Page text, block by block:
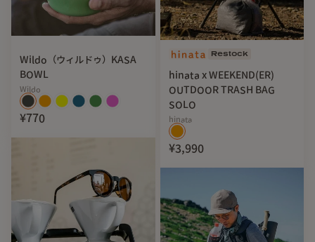
Wildo（ウィルドゥ）KASA
BOWL
Wildo
¥770
Restock
hinata x WEEKEND(ER)
OUTDOOR TRASH BAG
SOLO
hinata
¥3,990